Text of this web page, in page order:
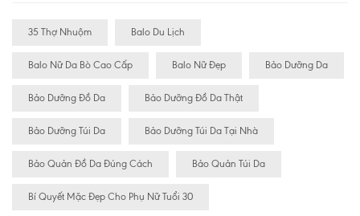
35 Thợ Nhuộm Balo Du Lịch
Balo Nữ Da Bò Cao Cấp Balo Nữ Đẹp Bảo Dưỡng Da
Bảo Dưỡng Đồ Da Bảo Dưỡng Đồ Da Thật
Bảo Dưỡng Túi Da Bảo Dưỡng Túi Da Tại Nhà
Bảo Quản Đồ Da Đúng Cách Bảo Quản Túi Da
Bí Quyết Mặc Đẹp Cho Phụ Nữ Tuổi 30